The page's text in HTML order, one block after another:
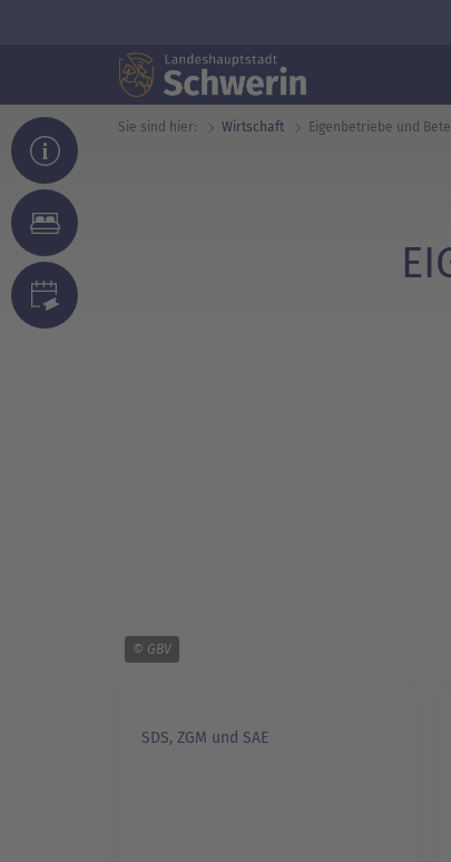
Sie sind hier: Wirtschaft Eigenbetriebe und
© GBV
SDS, ZGM und SAE